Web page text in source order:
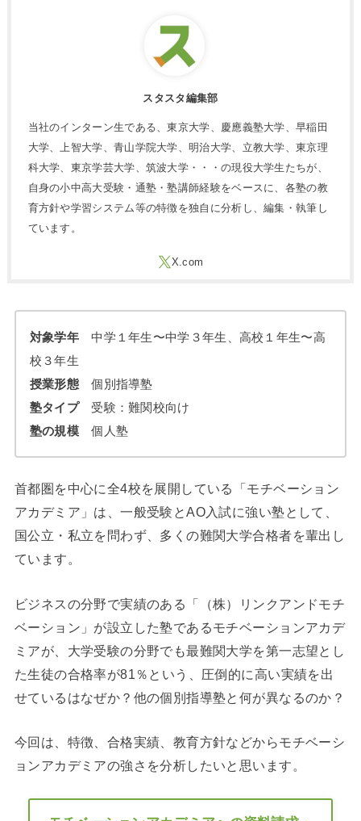
スタスタ編集部
当社のインターン生である、東京大学、慶應義塾大学、早稲田
大学、上智大学、青山学院大学、明治大学、立教大学、東京理
科大学、東京学芸大学、筑波大学・・・の現役大学生たちが、
自身の小中高大受験・通塾・塾講師経験をベースに、各塾の教
育方針や学習システム等の特徴を独自に分析し、編集・執筆し
ています。
対象学年中学１年生〜中学３年生、高校１年生〜高
校３年生
授業形態個別指導塾
塾タイプ受験：難関校向け
塾の規模個人塾
首都圏を中心に全4校を展開している「モチベーション
アカデミア」は、一般受験とAO入試に強い塾として、
国公立・私立を問わず、多くの難関大学合格者を輩出し
ています。
ビジネスの分野で実績のある「（株）リンクアンドモチ
ベーション」が設立した塾であるモチベーションアカデ
ミアが、大学受験の分野でも最難関大学を第一志望とし
た生徒の合格率が81％という、圧倒的に高い実績を出
せているはなぜか？他の個別指導塾と何が異なるのか？
今回は、特徴、合格実績、教育方針などからモチベーシ
ョンアカデミアの強さを分析したいと思います。